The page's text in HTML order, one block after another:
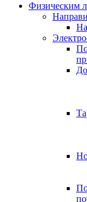
Физическим